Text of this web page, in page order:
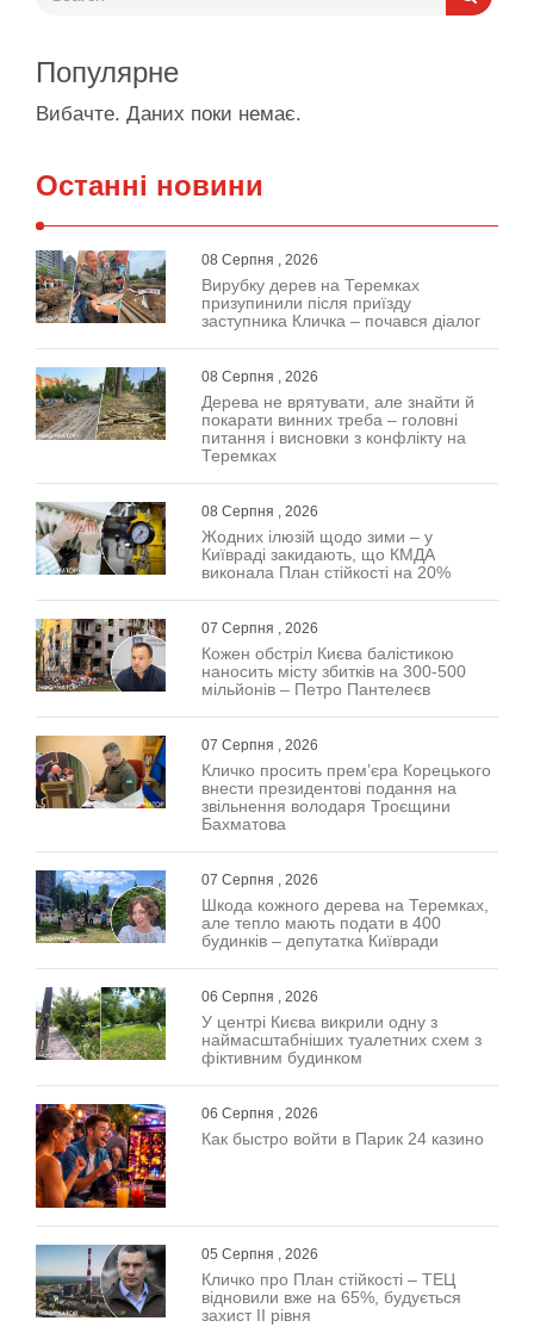
Популярне
Вибачте. Даних поки немає.
Останні новини
08 Серпня , 2026
Вирубку дерев на Теремках
призупинили після приїзду
заступника Кличка – почався діалог
08 Серпня , 2026
Дерева не врятувати, але знайти й
покарати винних треба – головні
питання і висновки з конфлікту на
Теремках
08 Серпня , 2026
Жодних ілюзій щодо зими – у
Київраді закидають, що КМДА
виконала План стійкості на 20%
07 Серпня , 2026
Кожен обстріл Києва балістикою
наносить місту збитків на 300-500
мільйонів – Петро Пантелеєв
07 Серпня , 2026
Кличко просить прем’єра Корецького
внести президентові подання на
звільнення володаря Троєщини
Бахматова
07 Серпня , 2026
Шкода кожного дерева на Теремках,
але тепло мають подати в 400
будинків – депутатка Київради
06 Серпня , 2026
У центрі Києва викрили одну з
наймасштабніших туалетних схем з
фіктивним будинком
06 Серпня , 2026
Как быстро войти в Парик 24 казино
05 Серпня , 2026
Кличко про План стійкості – ТЕЦ
відновили вже на 65%, будується
захист ІІ рівня